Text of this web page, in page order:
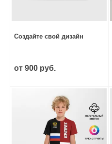
Создайте свой дизайн
от 900 руб.